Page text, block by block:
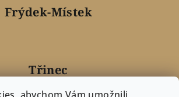
Frýdek-Místek
Třinec